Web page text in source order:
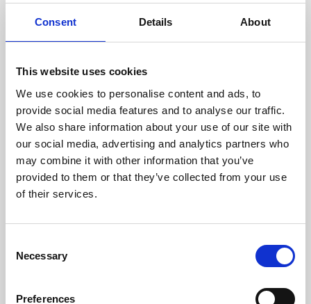
Consent Details About
This website uses cookies
We use cookies to personalise content and ads, to
provide social media features and to analyse our traffic.
We also share information about your use of our site with
our social media, advertising and analytics partners who
may combine it with other information that you’ve
provided to them or that they’ve collected from your use
of their services.
Selection
Necessary
Preferences
ARTICULO – MARKETING
Permission marketing: qué es y
PERMISSION MARKETING: QUÉ ES Y CUÁLES SON SUS